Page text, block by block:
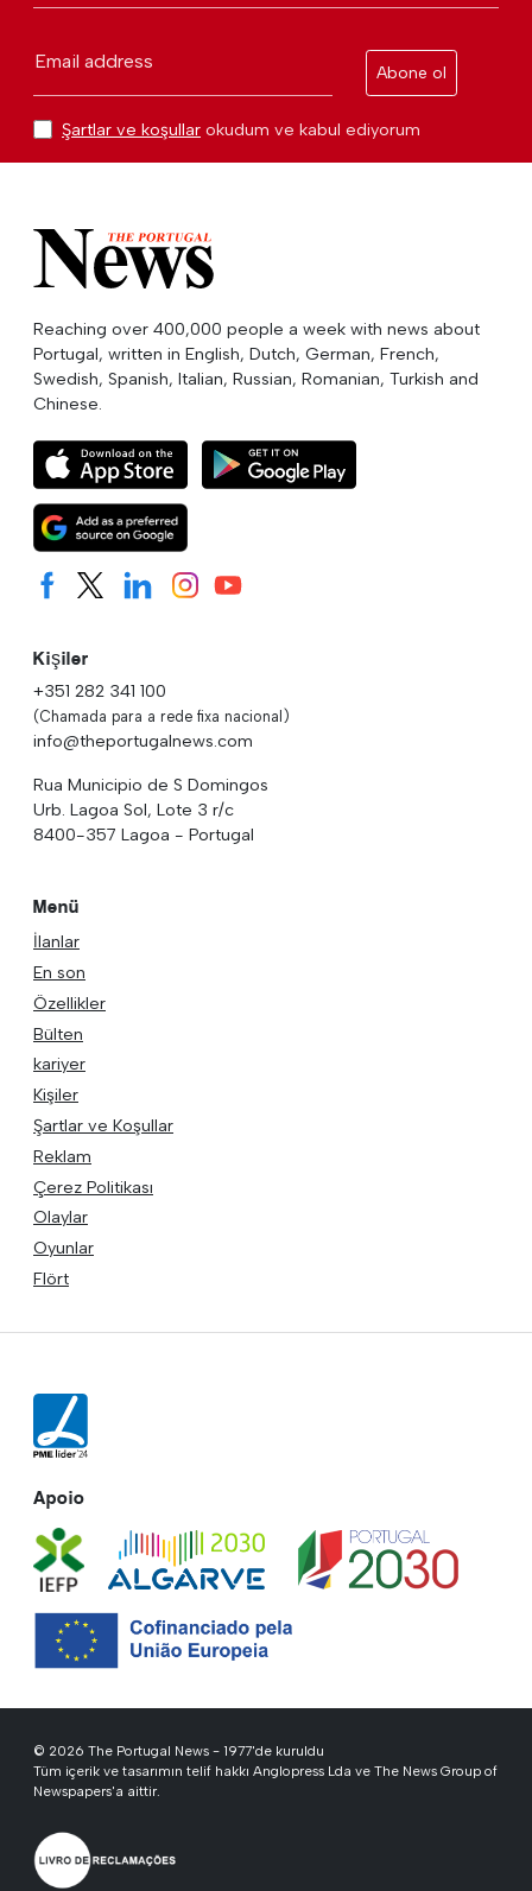
Email address
Abone ol
Şartlar ve koşullar okudum ve kabul ediyorum
Reaching over 400,000 people a week with news about
Portugal, written in English, Dutch, German, French,
Swedish, Spanish, Italian, Russian, Romanian, Turkish and
Chinese.
Kişiler
+351 282 341 100
(Chamada para a rede fixa nacional)
info@theportugalnews.com
Rua Municipio de S Domingos
Urb. Lagoa Sol, Lote 3 r/c
8400-357 Lagoa - Portugal
Menü
İlanlar
En son
Özellikler
Bülten
kariyer
Kişiler
Şartlar ve Koşullar
Reklam
Çerez Politikası
Olaylar
Oyunlar
Flört
Apoio
© 2026 The Portugal News - 1977'de kuruldu
Tüm içerik ve tasarımın telif hakkı Anglopress Lda ve The News Group of
Newspapers'a aittir.